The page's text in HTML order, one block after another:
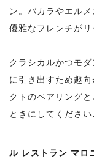
ン。バカラやエル
優雅なフレンチがリ
クラシカルかつモ
に引き出すため趣
クトのペアリング
ときにしてください
ル レストラン マロ